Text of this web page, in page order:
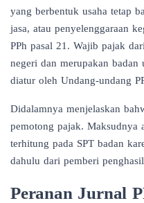
yang berbentuk usaha tetap
jasa, atau penyelenggaraan
PPh pasal 21. Wajib pajak
negeri dan merupakan badan
diatur oleh Undang-undang
Didalamnya menjelaskan
pemotong pajak. Maksudnya
terhitung pada SPT badan
dahulu dari pemberi
Peranan Jurnal